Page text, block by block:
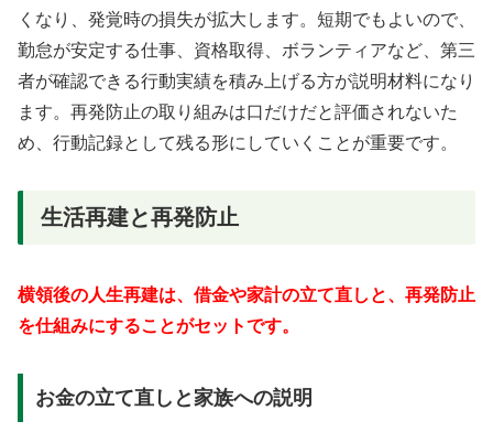
くなり、発覚時の損失が拡大します。短期でもよいので、
勤怠が安定する仕事、資格取得、ボランティアなど、第三
者が確認できる行動実績を積み上げる方が説明材料になり
ます。再発防止の取り組みは口だけだと評価されないた
め、行動記録として残る形にしていくことが重要です。
生活再建と再発防止
横領後の人生再建は、借金や家計の立て直しと、再発防止
を仕組みにすることがセットです。
お金の立て直しと家族への説明